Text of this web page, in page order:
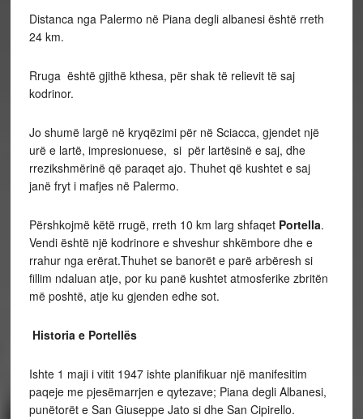
Distanca nga Palermo në Piana degli albanesi është rreth
24 km.
Rruga është gjithë kthesa, për shak të relievit të saj
kodrinor.
Jo shumë largë në kryqëzimi për në Sciacca, gjendet një
urë e lartë, impresionuese, si për lartësinë e saj, dhe
rrezikshmërinë që paraqet ajo. Thuhet që kushtet e saj
janë fryt i mafjes në Palermo.
Përshkojmë këtë rrugë, rreth 10 km larg shfaqet Portella.
Vendi është një kodrinore e shveshur shkëmbore dhe e
rrahur nga erërat.Thuhet se banorët e parë arbëresh si
fillim ndaluan atje, por ku panë kushtet atmosferike zbritën
më poshtë, atje ku gjenden edhe sot.
Historia e Portellës
Ishte 1 maji i vitit 1947 ishte planifikuar një manifesitim
paqeje me pjesëmarrjen e qytezave; Piana degli Albanesi,
punëtorët e San Giuseppe Jato si dhe San Cipirello.